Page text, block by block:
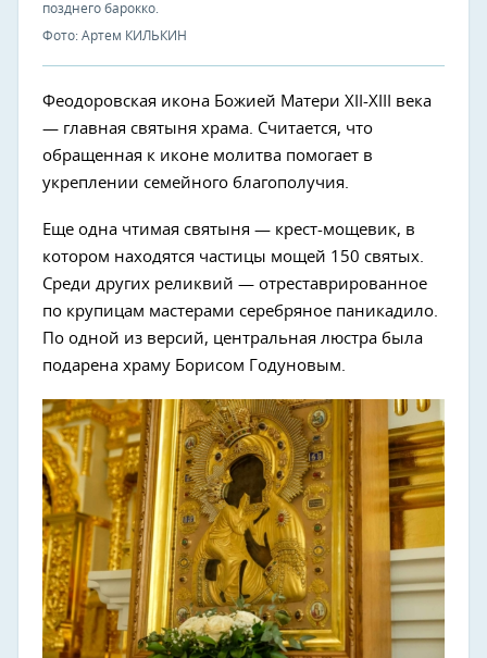
позднего барокко.
Фото: Артем КИЛЬКИН
Феодоровская икона Божией Матери XII-XIII века
— главная святыня храма. Считается, что
обращенная к иконе молитва помогает в
укреплении семейного благополучия.
Еще одна чтимая святыня — крест-мощевик, в
котором находятся частицы мощей 150 святых.
Среди других реликвий — отреставрированное
по крупицам мастерами серебряное паникадило.
По одной из версий, центральная люстра была
подарена храму Борисом Годуновым.